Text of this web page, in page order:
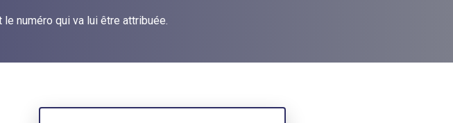
numéro qui va lui être attribuée.